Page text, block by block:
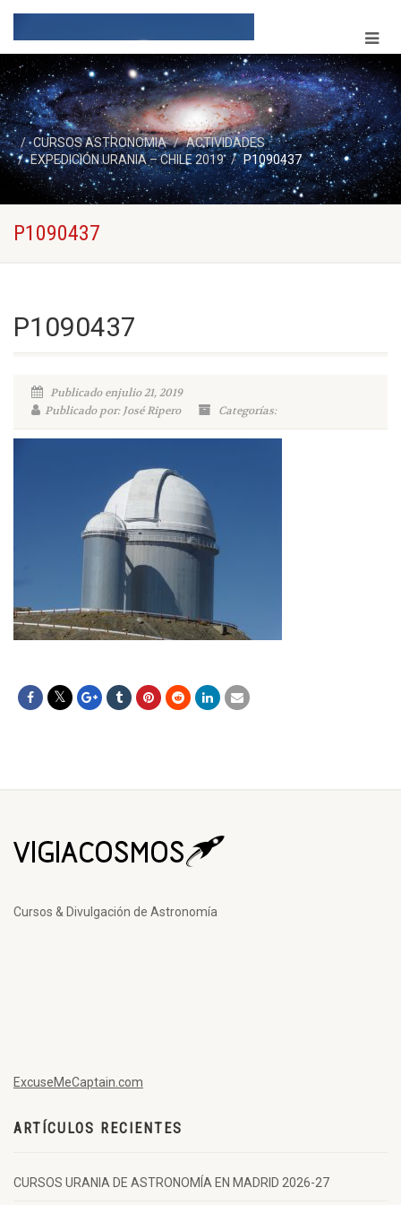
CURSOS ASTRONOMIA
ACTIVIDADES
EXPEDICIÓN URANIA – CHILE 2019
P1090437
P1090437
P1090437
Publicado enjulio 21, 2019
Publicado por: José Ripero
Categorías:
Cursos & Divulgación de Astronomía
ExcuseMeCaptain.com
ARTÍCULOS RECIENTES
CURSOS URANIA DE ASTRONOMÍA EN MADRID 2026-27